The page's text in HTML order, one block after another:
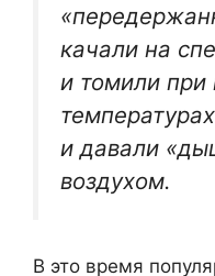
качали на
и томили при
и давали
воздухом.
В это время